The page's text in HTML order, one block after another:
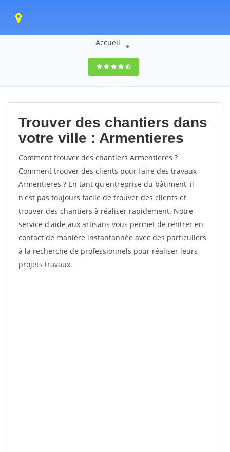
Accueil
9,4(100%)0
votes
Trouver des chantiers dans
votre ville : Armentieres
Comment trouver des chantiers Armentieres ?
Comment trouver des clients pour faire des travaux
Armentieres ? En tant qu'entreprise du bâtiment, il
n'est pas toujours facile de trouver des clients et
trouver des chantiers à réaliser rapidement. Notre
service d'aide aux artisans vous permet de rentrer en
contact de manière instantannée avec des particuliers
à la recherche de professionnels pour réaliser leurs
projets travaux.